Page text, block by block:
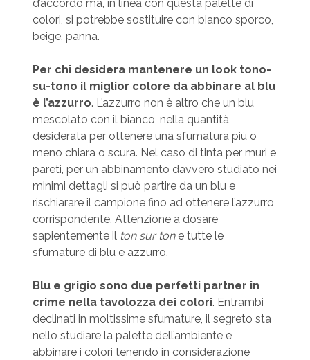
d’accordo ma, in linea con questa palette di
colori, si potrebbe sostituire con bianco sporco,
beige, panna.
Per chi desidera mantenere un look tono-
su-tono il miglior colore da abbinare al blu
è l’azzurro. L’azzurro non è altro che un blu
mescolato con il bianco, nella quantità
desiderata per ottenere una sfumatura più o
meno chiara o scura. Nel caso di tinta per muri e
pareti, per un abbinamento davvero studiato nei
minimi dettagli si può partire da un blu e
rischiarare il campione fino ad ottenere l’azzurro
corrispondente. Attenzione a dosare
sapientemente il ton sur tone tutte le
sfumature di blu e azzurro.
Blu e grigio sono due perfetti partner in
crime nella tavolozza dei colori. Entrambi
declinati in moltissime sfumature, il segreto sta
nello studiare la palette dell’ambiente e
abbinare i colori tenendo in considerazione